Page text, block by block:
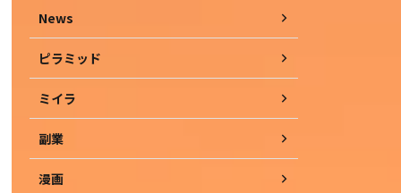
News
ピラミッド
ミイラ
副業
漫画